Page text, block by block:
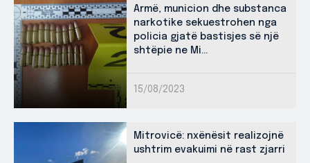
Armë, municion dhe substanca
narkotike sekuestrohen nga
policia gjatë bastisjes së një
shtëpie ne Mi...
15/08/2023
Mitrovicë: nxënësit realizojnë
ushtrim evakuimi në rast zjarri